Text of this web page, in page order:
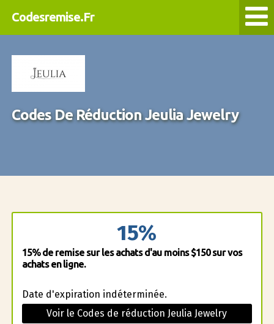
Codesremise.Fr
Codes De Réduction Jeulia Jewelry
15%
15% de remise sur les achats d'au moins $150 sur vos
achats en ligne.
Date d'expiration indéterminée.
Voir le Codes de réduction Jeulia Jewelry